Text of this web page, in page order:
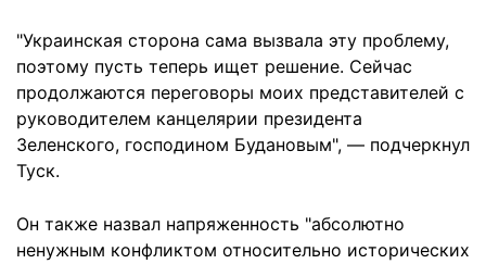
"Украинская сторона сама вызвала эту проблему,
поэтому пусть теперь ищет решение. Сейчас
продолжаются переговоры моих представителей с
руководителем канцелярии президента
Зеленского, господином Будановым", — подчеркнул
Туск.
Он также назвал напряженность "абсолютно
ненужным конфликтом относительно исторических